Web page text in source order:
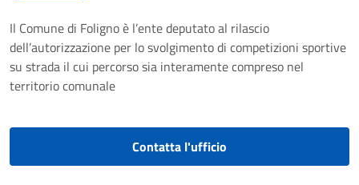
Il Comune di Foligno è l’ente deputato al rilascio
dell’autorizzazione per lo svolgimento di competizioni sportive
su strada il cui percorso sia interamente compreso nel
territorio comunale
Contatta l'ufficio